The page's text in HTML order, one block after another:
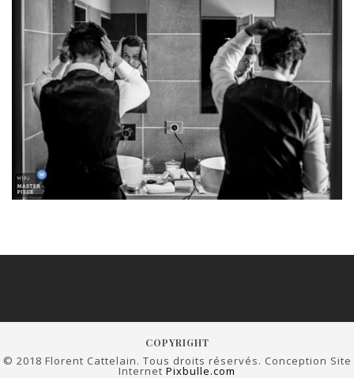
COPYRIGHT
© 2018 Florent Cattelain. Tous droits réservés. Conception Site
Internet Pixbulle.com